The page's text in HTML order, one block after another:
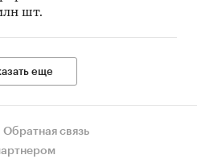
шт.
еще
Обратная связь